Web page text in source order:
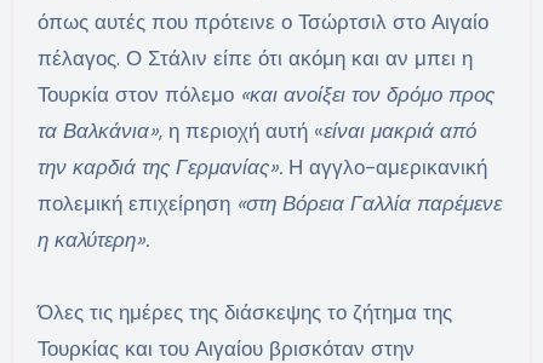
όπως αυτές που πρότεινε ο Τσώρτσιλ στο Αιγαίο
πέλαγος. Ο Στάλιν είπε ότι ακόμη και αν μπει η
Τουρκία στον πόλεμο«και ανοίξει τον δρόμο προς
τα Βαλκάνια», η περιοχή αυτή «είναι μακριά από
την καρδιά της Γερμανίας». Η αγγλο-αμερικανική
πολεμική επιχείρηση «στη Βόρεια Γαλλία παρέμενε
η καλύτερη».
Όλες τις ημέρες της διάσκεψης το ζήτημα της
Τουρκίας και του Αιγαίου βρισκόταν στην